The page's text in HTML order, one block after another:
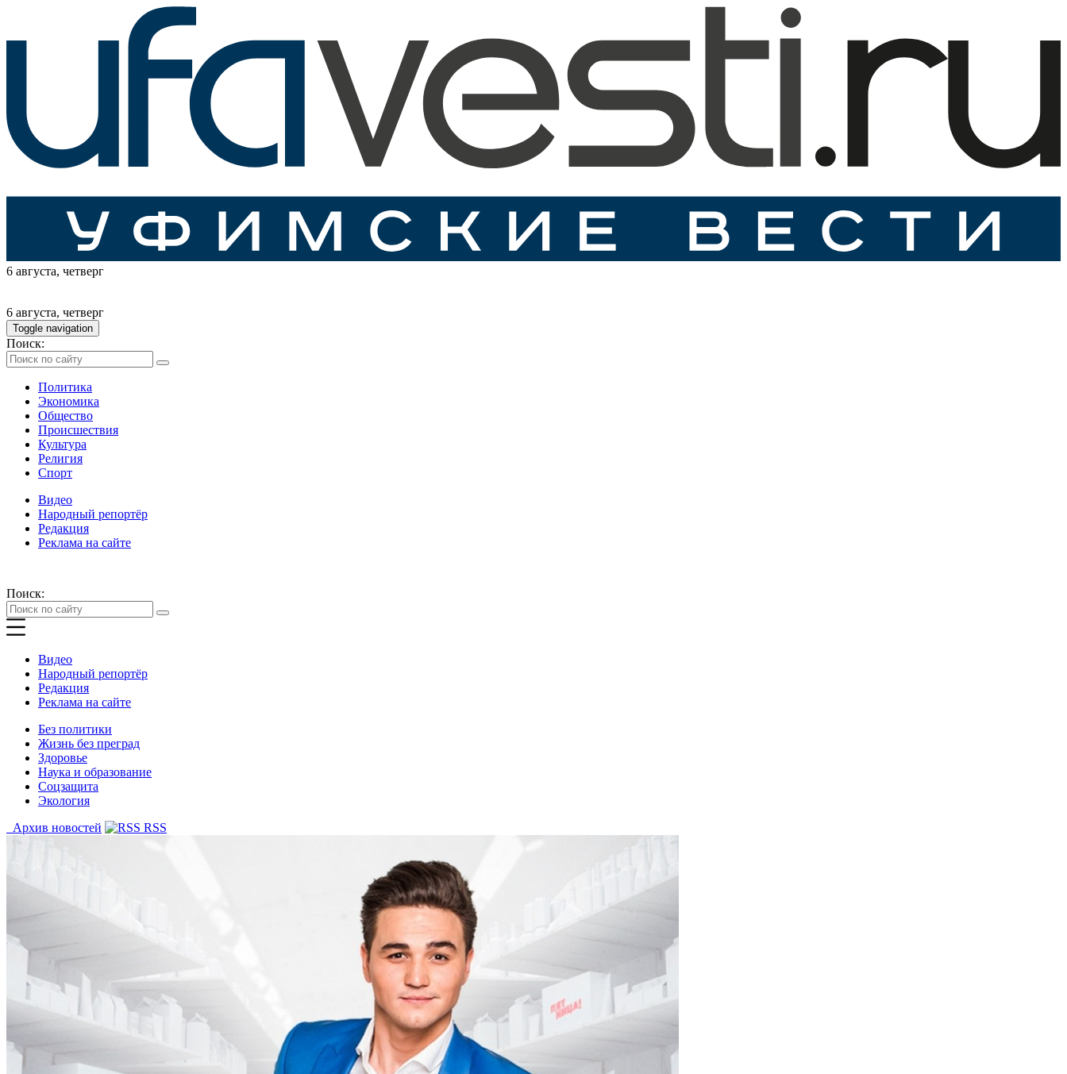
6 августа, четверг
6 августа, четверг
Toggle navigation
Поиск:
Политика
Экономика
Общество
Происшествия
Культура
Религия
Спорт
Видео
Народный репортёр
Редакция
Реклама на сайте
Поиск:
Видео
Народный репортёр
Редакция
Реклама на сайте
Без политики
Жизнь без преград
Здоровье
Наука и образование
Соцзащита
Экология
Архив новостей
RSS